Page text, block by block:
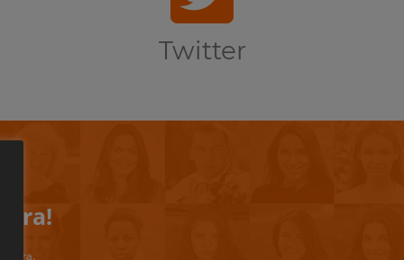
Twitter